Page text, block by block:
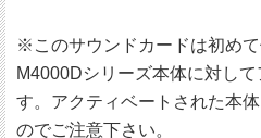
※このサウンドカードは初め
M4000Dシリーズ本体に対し
す。アクティベートされた本
のでご注意下さい。